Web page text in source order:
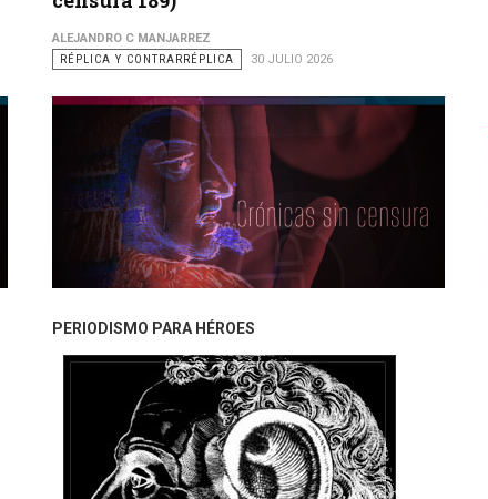
ALEJANDRO C MANJARREZ
RÉPLICA Y CONTRARRÉPLICA
30 JULIO 2026
PERIODISMO PARA HÉROES